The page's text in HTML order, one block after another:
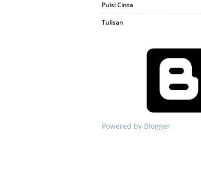
Puisi Cinta
Tulisan
Powered by Blogger